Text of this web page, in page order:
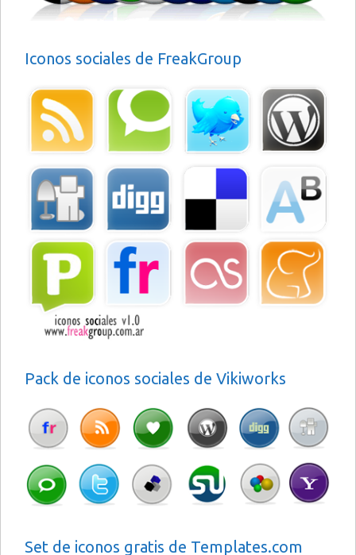
Iconos sociales de FreakGroup
Pack de iconos sociales de Vikiworks
Set de iconos gratis de Templates.com